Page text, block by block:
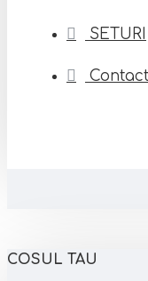
SETURI
Contact
COSUL TAU